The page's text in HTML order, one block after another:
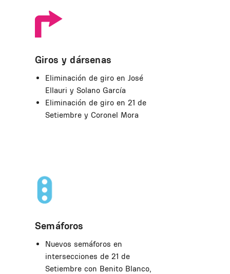
Giros y dársenas
Eliminación de giro en José
Ellauri y Solano García
Eliminación de giro en 21 de
Setiembre y Coronel Mora
Semáforos
Nuevos semáforos en
intersecciones de 21 de
Setiembre con Benito Blanco,